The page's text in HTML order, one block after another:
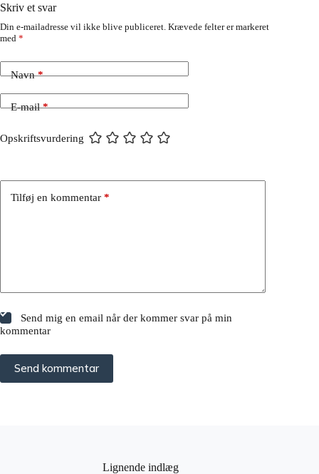
Skriv et svar
Din e-mailadresse vil ikke blive publiceret. Krævede felter er markeret
med *
Navn*
E-mail*
Opskriftsvurdering
Tilføj en kommentar *
Send mig en email når der kommer svar på min
kommentar
Send kommentar
Lignende indlæg